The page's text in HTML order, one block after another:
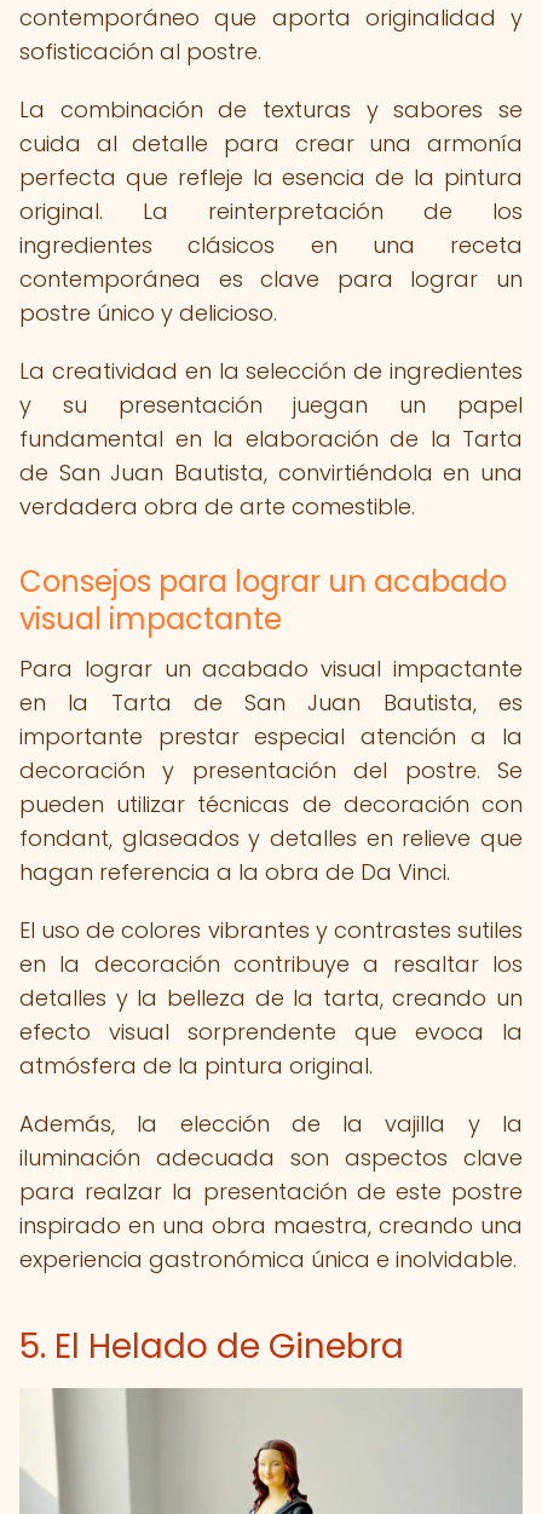
contemporáneo que aporta originalidad y
sofisticación al postre.
La combinación de texturas y sabores se
cuida al detalle para crear una armonía
perfecta que refleje la esencia de la pintura
original. La reinterpretación de los
ingredientes clásicos en una receta
contemporánea es clave para lograr un
postre único y delicioso.
La creatividad en la selección de ingredientes
y su presentación juegan un papel
fundamental en la elaboración de la Tarta
de San Juan Bautista, convirtiéndola en una
verdadera obra de arte comestible.
Consejos para lograr un acabado
visual impactante
Para lograr un acabado visual impactante
en la Tarta de San Juan Bautista, es
importante prestar especial atención a la
decoración y presentación del postre. Se
pueden utilizar técnicas de decoración con
fondant, glaseados y detalles en relieve que
hagan referencia a la obra de Da Vinci.
El uso de colores vibrantes y contrastes sutiles
en la decoración contribuye a resaltar los
detalles y la belleza de la tarta, creando un
efecto visual sorprendente que evoca la
atmósfera de la pintura original.
Además, la elección de la vajilla y la
iluminación adecuada son aspectos clave
para realzar la presentación de este postre
inspirado en una obra maestra, creando una
experiencia gastronómica única e inolvidable.
5. El Helado de Ginebra